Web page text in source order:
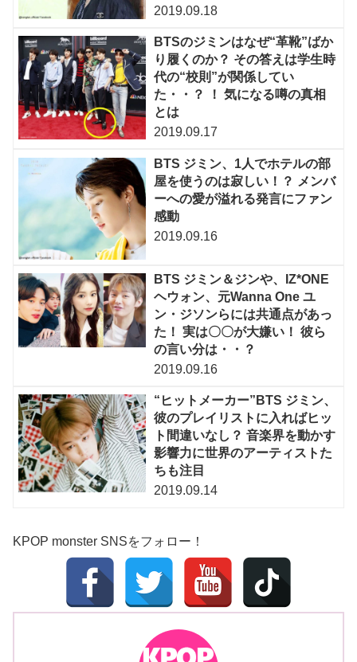
2019.09.18
BTSのジミンはなぜ“革靴”ばか
り履くのか？ その答えは学生時
代の“校則”が関係してい
た・・？ ！ 気になる噂の真相
とは
2019.09.17
BTS ジミン、1人でホテルの部
屋を使うのは寂しい！？ メンバ
ーへの愛が溢れる発言にファン
感動
2019.09.16
BTS ジミン＆ジンや、IZ*ONE
ヘウォン、元Wanna One ユ
ン・ジソンらには共通点があっ
た！ 実は〇〇が大嫌い！ 彼ら
の言い分は・・？
2019.09.16
“ヒットメーカー”BTS ジミン、
彼のプレイリストに入ればヒッ
ト間違いなし？ 音楽界を動かす
影響力に世界のアーティストた
ちも注目
2019.09.14
KPOP monster SNSをフォロー！